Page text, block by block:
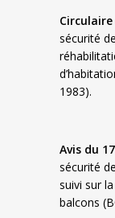
sécurité
1983).
Avis du
sécurité
suivi sur
balcons